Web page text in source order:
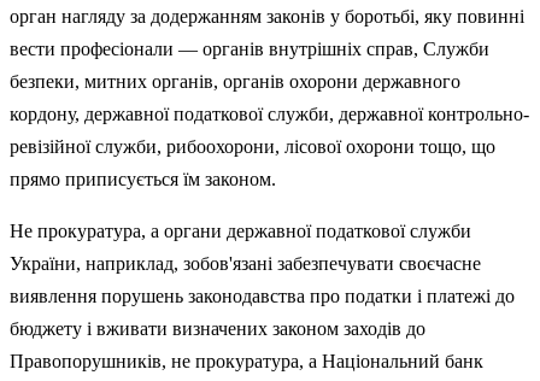
орган нагляду за до­держанням законів у боротьбі, яку повинні
вести професіонали — органів внутрішніх справ, Служби
безпеки, митних органів, ор­ганів охорони державного
кордону, держав­ної податкової служби, державної контроль­но-
ревізійної служби, рибоохорони, лісової охорони тощо, що
прямо приписується їм законом.
Не прокуратура, а органи державної по­даткової служби
України, наприклад, зобо­в'язані забезпечувати своєчасне
виявлення порушень законодавства про податки і пла­тежі до
бюджету і вживати визначених зако­ном заходів до
Правопорушників, не проку­ратура, а Національний банк